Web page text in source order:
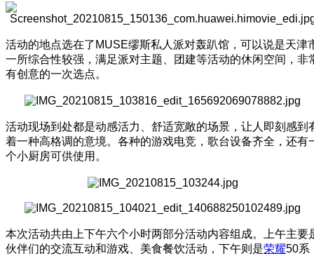
活动的地点选在了MUSE缪斯私人派对轰趴馆，可以说是天津
一所综合性较强，满足派对主题、团建等活动的休闲空间，非
有创意的一次选点。
活动现场到处都是动感活力、舒适宽敞的场景，让人即刻感到
着一种高格调的意境。各种的游戏电竞，歌台设备齐全，还有
个小厨房可供使用。
本次活动共由上下午六个小时两部分活动内容组成。上午主要
伙伴们的交流互动和游戏、美食餐饮活动，下午则是荣耀50系